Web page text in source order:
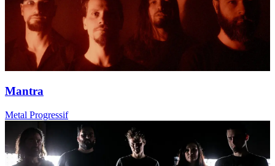
Mantra
Metal Progressif